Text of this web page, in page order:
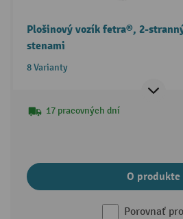
Plošinový vozík fetra®, 2-
stenami
8 Varianty
17 pracovných dní
O produkte
Porovnať